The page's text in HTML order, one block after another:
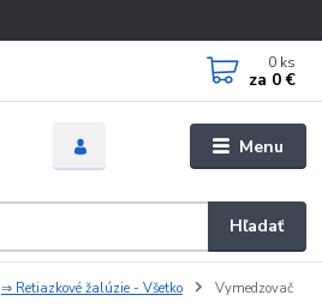
Menu
Hľadať
0 ks
za 0 €
⇒ Retiazkové žalúzie - Všetko
Vymedzovač